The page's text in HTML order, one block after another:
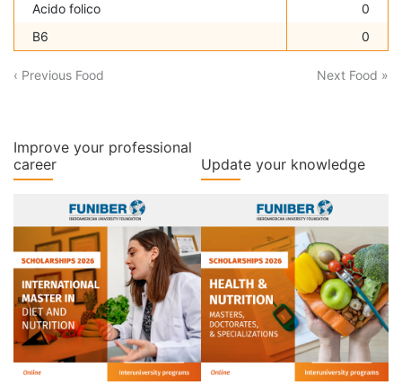
Acido folico
0
B6
0
‹ Previous Food Next Food »
Improve your professional
career
Update your knowledge